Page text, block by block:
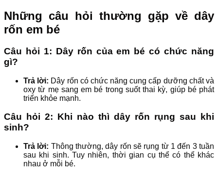
Những câu hỏi thường gặp về dây
rốn em bé
Câu hỏi 1: Dây rốn của em bé có chức năng
gì?
Trả lời: Dây rốn có chức năng cung cấp dưỡng chất và
oxy từ mẹ sang em bé trong suốt thai kỳ, giúp bé phát
triển khỏe mạnh.
Câu hỏi 2: Khi nào thì dây rốn rụng sau khi
sinh?
Trả lời: Thông thường, dây rốn sẽ rụng từ 1 đến 3 tuần
sau khi sinh. Tuy nhiên, thời gian cụ thể có thể khác
nhau ở mỗi bé.